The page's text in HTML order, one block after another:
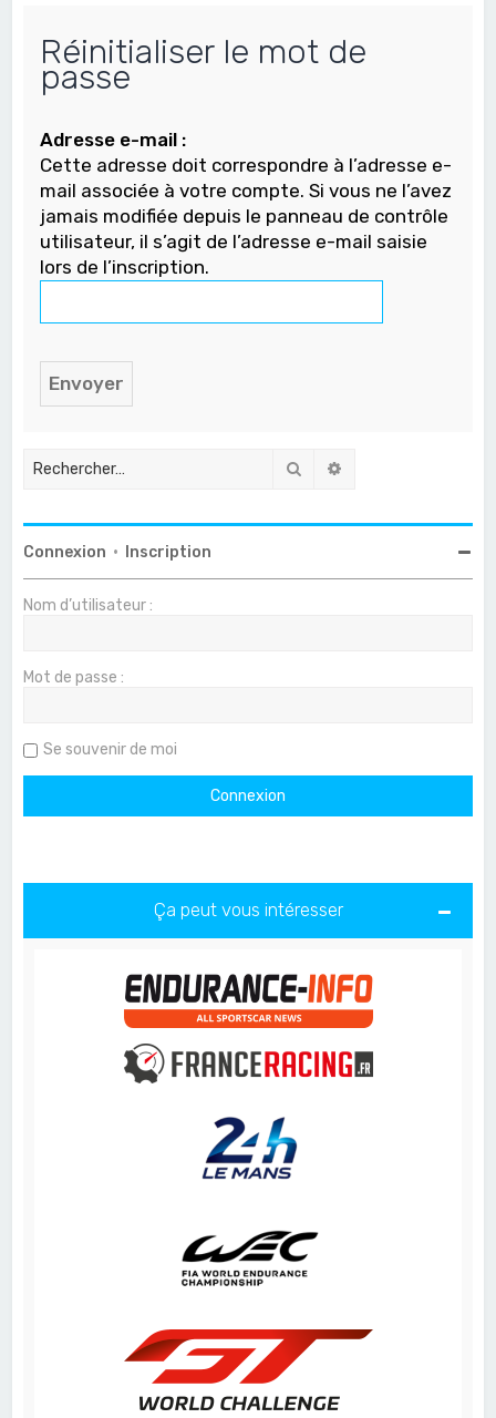
Réinitialiser le mot de
passe
Adresse e-mail :
Cette adresse doit correspondre à l’adresse e-
mail associée à votre compte. Si vous ne l’avez
jamais modifiée depuis le panneau de contrôle
utilisateur, il s’agit de l’adresse e-mail saisie
lors de l’inscription.
Rechercher
Connexion • Inscription
Nom d’utilisateur :
Mot de passe :
Se souvenir de moi
Ça peut vous intéresser